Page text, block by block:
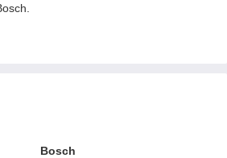
Bosch